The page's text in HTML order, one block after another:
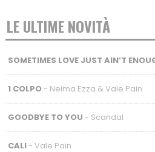
LE ULTIME NOVITÀ
SOMETIMES LOVE JUST AIN’T
1 COLPO- Neima Ezza & Vale Pain
GOODBYE TO YOU - Scandal
CALI- Vale Pain